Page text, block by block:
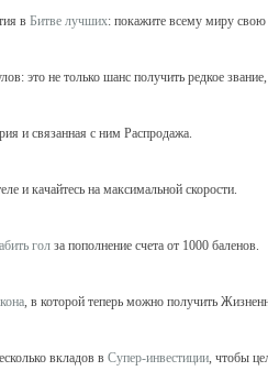
в Битве лучших: покажите всему миру свою
это не только шанс получить редкое звание,
и связанная с ним Распродажа.
и качайтесь на максимальной скорости.
гол за пополнение счета от 1000 баленов.
, в которой теперь можно получить
вкладов в Супер-инвестиции, чтобы